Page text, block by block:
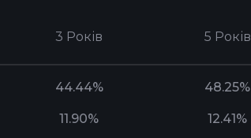
3 Років 5 Років
44.44% 48.25%
11.90% 12.41%